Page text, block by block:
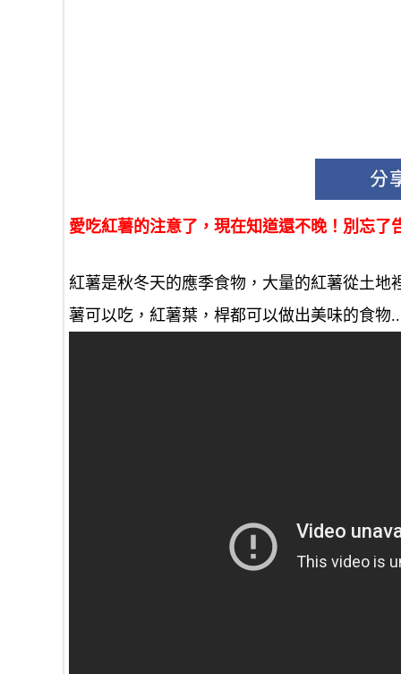
愛吃紅薯的注意了，現在知道還不晚！別忘了
紅薯是秋冬天的應季食物，大量的紅薯從土
薯可以吃，紅薯葉，桿都可以做出美味的食物